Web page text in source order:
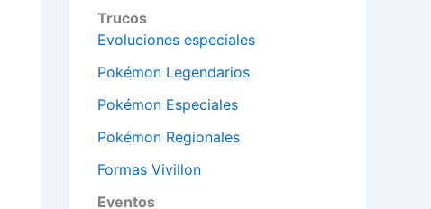
Trucos
Evoluciones especiales
Pokémon Legendarios
Pokémon Especiales
Pokémon Regionales
Formas Vivillon
Eventos